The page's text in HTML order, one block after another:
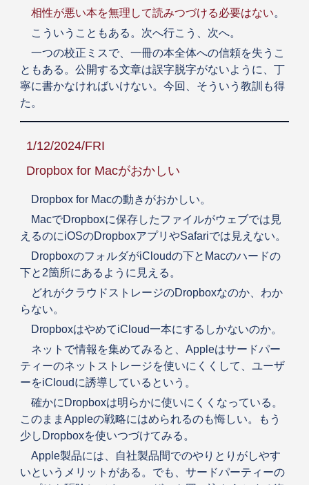
相性が悪い本を無理して読みつづける必要はない。
こういうこともある。次へ行こう、次へ。
一つの校正ミスで、一冊の本全体への信頼を失うこ
ともある。公開する文章は誤字脱字がないように、丁
寧に書かなければいけない。今回、そういう教訓も得
た。
1/12/2024/FRI
Dropbox for Macがおかしい
Dropbox for Macの動きがおかしい。
MacでDropboxに保存したファイルがウェブでは見
えるのにiOSのDropboxアプリやSafariでは見えない。
DropboxのフォルダがiCloudの下とMacのハードの
下と2箇所にあるように見える。
どれがクラウドストレージのDropboxなのか、わか
らない。
DropboxはやめてiCloud一本にするしかないのか。
ネットで情報を集めてみると、Appleはサードパー
ティーのネットストレージを使いにくくして、ユーザ
ーをiCloudに誘導しているという。
確かにDropboxは明らかに使いにくくなっている。
このままAppleの戦略にはめられるのも悔しい。もう
少しDropboxを使いつづけてみる。
Apple製品には、自社製品間でのやりとりがしやす
いというメリットがある。でも、サードパーティーの